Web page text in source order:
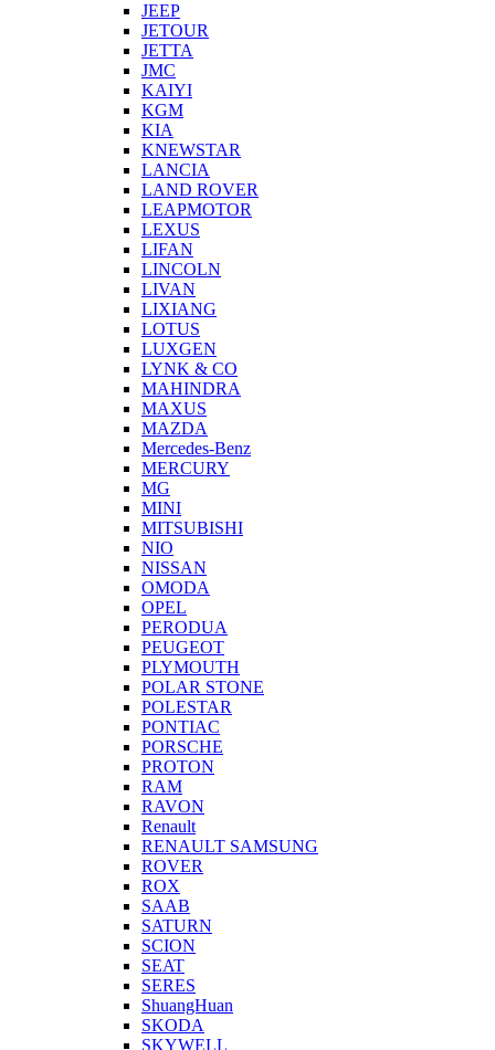
JEEP
JETOUR
JETTA
JMC
KAIYI
KGM
KIA
KNEWSTAR
LANCIA
LAND ROVER
LEAPMOTOR
LEXUS
LIFAN
LINCOLN
LIVAN
LIXIANG
LOTUS
LUXGEN
LYNK & CO
MAHINDRA
MAXUS
MAZDA
Mercedes-Benz
MERCURY
MG
MINI
MITSUBISHI
NIO
NISSAN
OMODA
OPEL
PERODUA
PEUGEOT
PLYMOUTH
POLAR STONE
POLESTAR
PONTIAC
PORSCHE
PROTON
RAM
RAVON
Renault
RENAULT SAMSUNG
ROVER
ROX
SAAB
SATURN
SCION
SEAT
SERES
ShuangHuan
SKODA
SKYWELL